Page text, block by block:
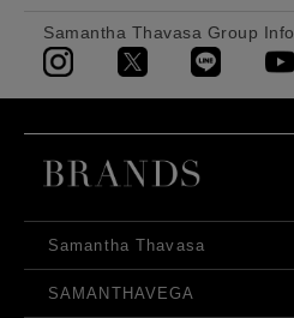
Samantha Thavasa Group Info.
Samantha Thavasa
SAMANTHAVEGA